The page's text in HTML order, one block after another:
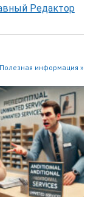
Редактор
информация »